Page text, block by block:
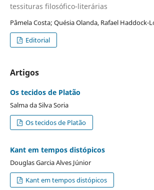
tessituras filosófico-literárias
Pâmela Costa; Quésia Olanda, Rafael Haddock-
Editorial
Artigos
Os tecidos de Platão
Salma da Silva Soria
Os tecidos de Platão
Kant em tempos distópicos
Douglas Garcia Alves Júnior
Kant em tempos distópicos